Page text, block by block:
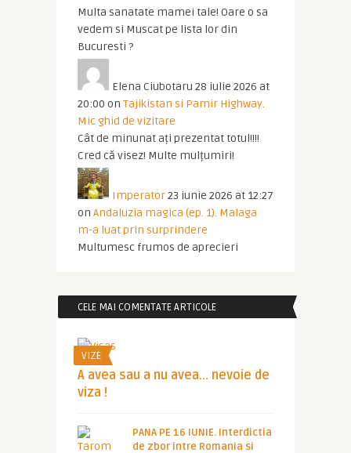
Multa sanatate mamei tale! Oare o sa
vedem si Muscat pe lista lor din
Bucuresti ?
Elena Ciubotaru 28 iulie 2026 at
20:00 on Tajikistan si Pamir Highway.
Mic ghid de vizitare
Cât de minunat ați prezentat totul!!!!
Cred că visez! Multe mulțumiri!
Imperator23 iunie 2026 at 12:27
on Andaluzia magica (ep. 1). Malaga
m-a luat prin surprindere
Multumesc frumos de aprecieri
CELE MAI COMENTATE ARTICOLE
VIZE
A avea sau a nu avea… nevoie de
viza !
PANA PE 16 IUNIE. Interdictia
de zbor intre Romania si